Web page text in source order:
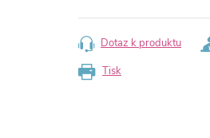
cena:
Tisk
Dotaz k produktu